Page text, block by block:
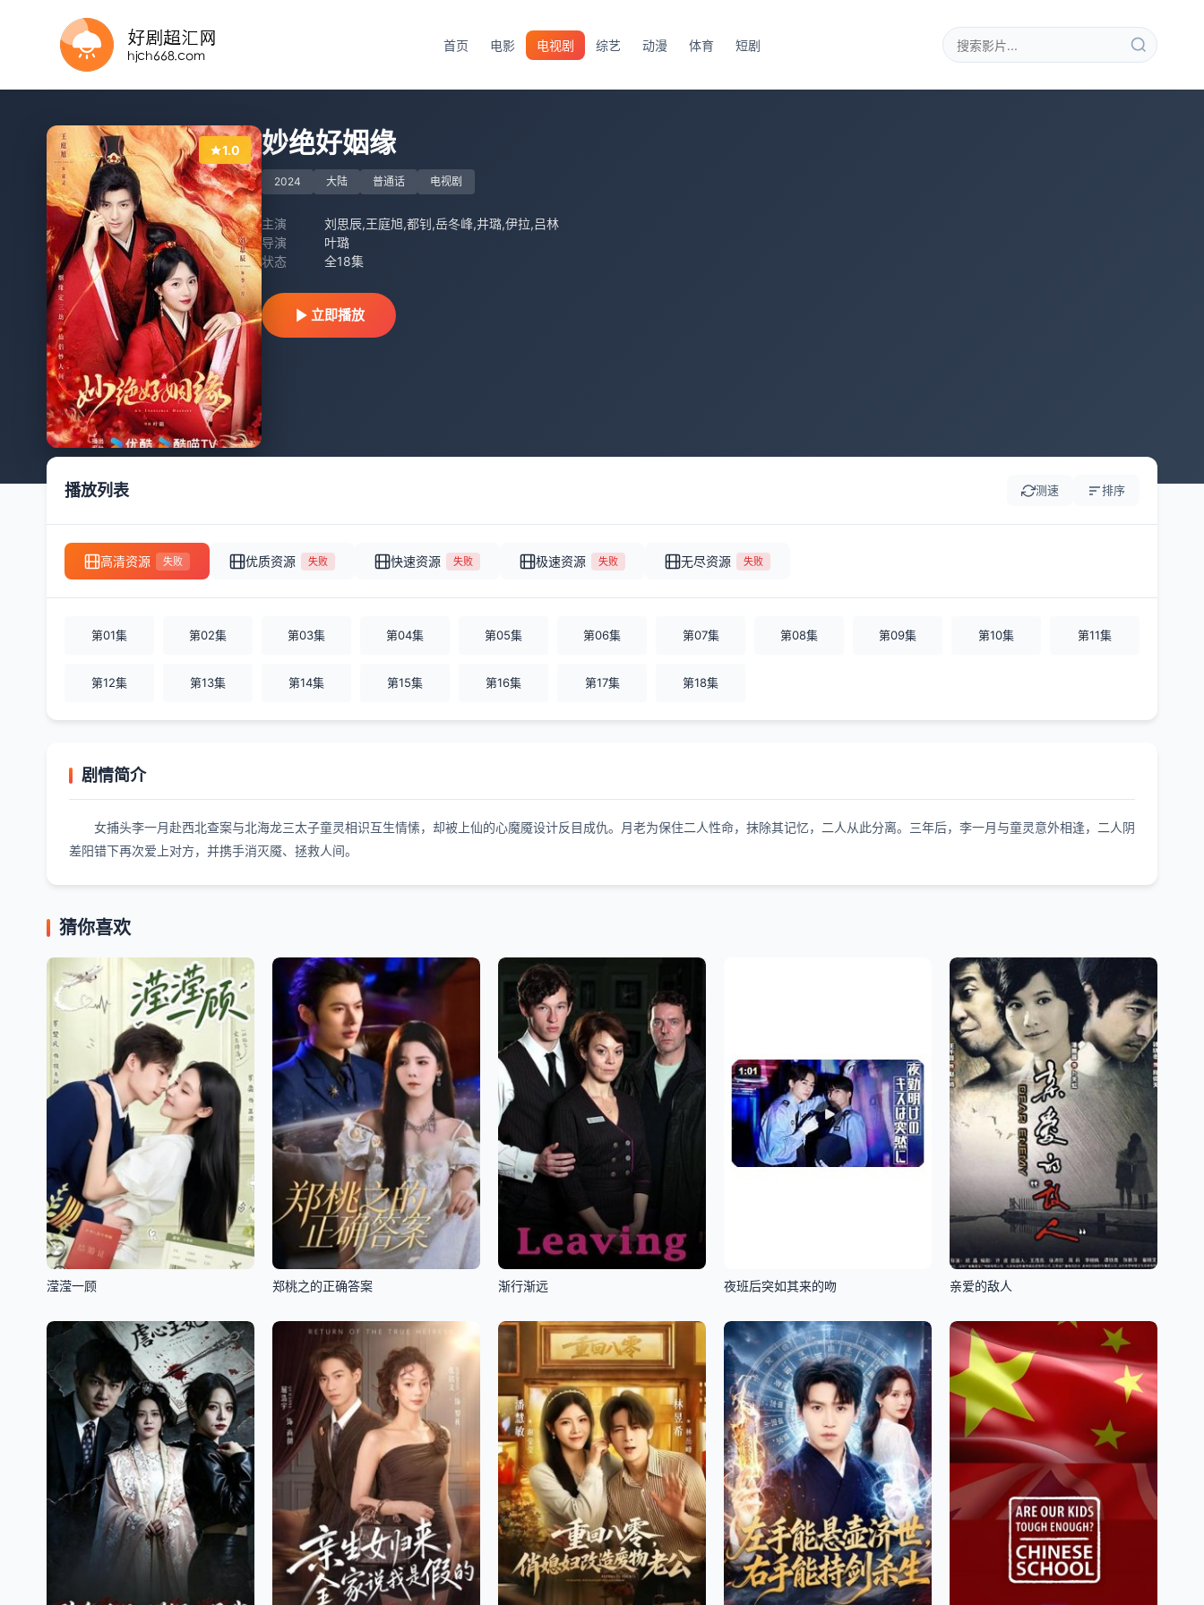
首页 电影 电视剧 综艺 动漫 体育 短剧
1.0 妙绝好姻缘
2024 大陆 普通话 电视剧
主演
刘思辰,王庭旭,都钊,岳冬峰,井璐,伊拉,吕林
导演
叶璐
状态
全18集
立即播放
播放列表 测速 排序
高清资源 失败 优质资源 失败 快速资源 失败 极速资源 失败 无尽资源 失败
第01集 第02集 第03集 第04集 第05集 第06集 第07集 第08集 第09集 第10集 第11集
第12集 第13集 第14集 第15集 第16集 第17集 第18集
剧情简介
女捕头李一月赴西北查案与北海龙三太子童灵相识互生情愫，却被上仙的心魔魇设计反目成仇。月老为保住二人性命，抹除其记忆，二人从此分离。三年后，李一月与童灵意外相逢，二人阴
差阳错下再次爱上对方，并携手消灭魇、拯救人间。
猜你喜欢
滢滢一顾 郑桃之的正确答案 渐行渐远 夜班后突如其来的吻 亲爱的敌人